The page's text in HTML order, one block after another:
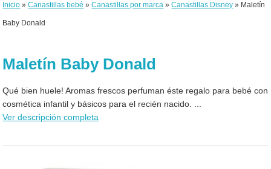
Inicio »Canastillas bebé »Canastillas por marca »Canastillas Disney » Maletín
Baby Donald
Maletín Baby Donald
Qué bien huele! Aromas frescos perfuman éste regalo para bebé con
cosmética infantil y básicos para el recién nacido. ...
Ver descripción completa